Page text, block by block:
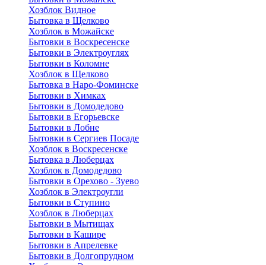
Хозблок Видное
Бытовкa в Щелково
Хозблок в Можайске
Бытовки в Воскресенске
Бытовки в Электроуглях
Бытовки в Коломне
Хозблок в Щелково
Бытовка в Наро-Фоминске
Бытовки в Химках
Бытовки в Домодедово
Бытовки в Егорьевске
Бытовки в Лобне
Бытовки в Сергиев Посаде
Хозблок в Воскресенске
Бытовка в Люберцах
Хозблок в Домодедово
Бытовки в Орехово - Зуево
Хозблок в Электроугли
Бытовки в Ступино
Хозблок в Люберцах
Бытовки в Мытищах
Бытовки в Кашире
Бытовки в Апрелевке
Бытовки в Долгопрудном